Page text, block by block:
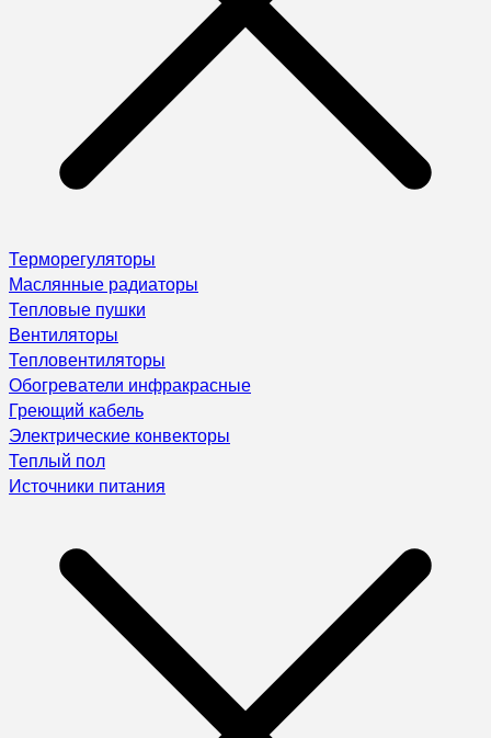
Терморегуляторы
Маслянные радиаторы
Тепловые пушки
Вентиляторы
Тепловентиляторы
Обогреватели инфракрасные
Греющий кабель
Электрические конвекторы
Теплый пол
Источники питания